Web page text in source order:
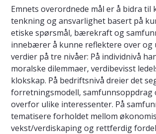
Emnets overordnede mål er å bidra til
tenkning og ansvarlighet basert på
etiske spørsmål, bærekraft og
innebærer å kunne reflektere over og
verdier på tre nivåer: På individnivå
moralske dilemmaer, verdibevisst
klokskap. På bedriftsnivå dreier det
forretningsmodell, samfunnsoppdrag
overfor ulike interessenter. På
tematisere forholdet mellom
vekst/verdiskaping og rettferdig